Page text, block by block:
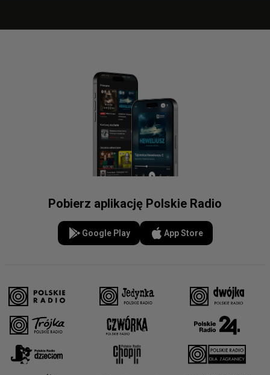
Pobierz aplikację Polskie Radio
Google Play App Store